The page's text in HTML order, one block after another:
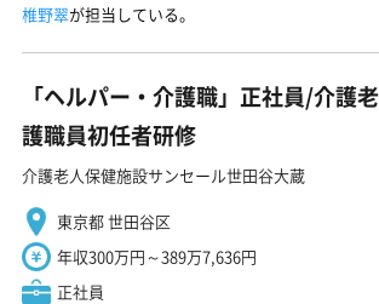
椎野翠が担当している。
「ヘルパー・介護職」正社員/介護
護職員初任者研修
介護老人保健施設サンセール世田谷大蔵
東京都 世田谷区
年収300万円～389万7,636円
正社員